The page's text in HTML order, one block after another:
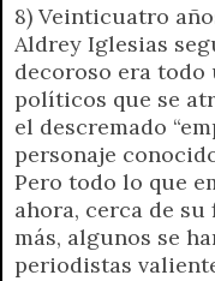
8) Veinticuatro
Aldrey Iglesias
decoroso era
políticos que se
el descremado
personaje
Pero todo lo que
ahora, cerca de su
más, algunos se
periodistas